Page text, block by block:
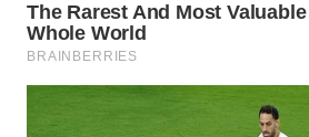
WN
LABUANBAJO